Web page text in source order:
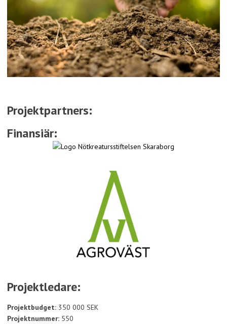
Projektpartners:
Finansiär:
Projektledare:
Projektbudget: 350 000 SEK
Projektnummer: 550